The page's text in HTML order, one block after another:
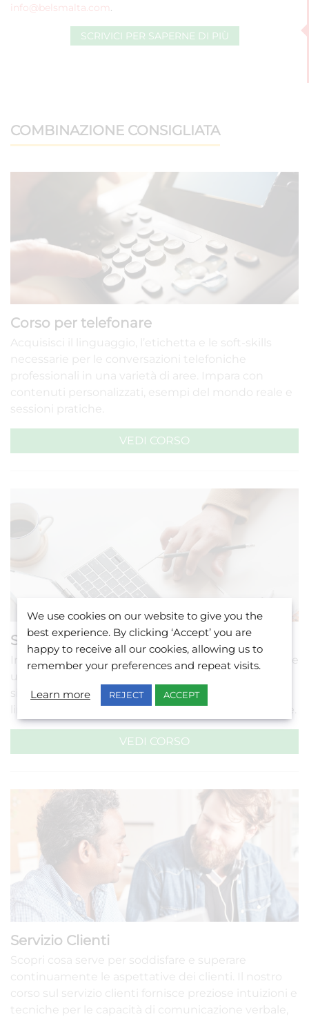
info@belsmalta.com
SCRIVICI PER SAPERNE DI PIÙ
COMBINAZIONE CONSIGLIATA
Corso per telefonare
Acquisisci il linguaggio, l’etichetta e le soft-skills
necessarie per le conversazioni telefoniche
professionali in una varietà di aree. Impara con
contenuti personalizzati, esempi del mondo reale e
sessioni pratiche.
VEDI CORSO
Scrittura Emails
Impara come scrivere email che siano professionali e
umane, permettendoti di avere interazioni
significative. Il corso si concentra sulle competenze
linguistiche e sugli elementi per interazioni positive.
VEDI CORSO
Servizio Clienti
Scopri cosa serve per soddisfare e superare
continuamente le aspettative dei clienti. Il nostro
corso sul servizio clienti fornisce preziose intuizioni e
tecniche per le capacità di comunicazione verbale,
We use cookies on our website to give you the
best experience. By clicking ‘Accept’ you are
happy to receive all our cookies, allowing us to
remember your preferences and repeat visits.
Learn more REJECT ACCEPT